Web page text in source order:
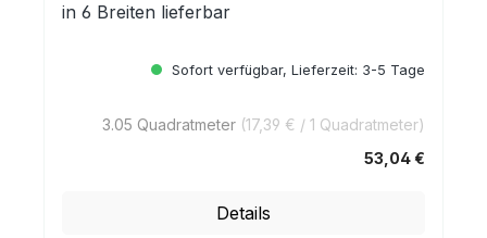
in 6 Breiten lieferbar
Sofort verfügbar, Lieferzeit: 3-5 Tage
3.05 Quadratmeter (17,39 € / 1 Quadratmeter)
53,04 €
Details